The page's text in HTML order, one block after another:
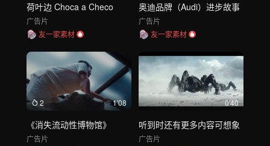
荷叶边 Choca a Checo
广告片
友一家素材
奥迪品牌（Audi）进步故事
广告片
友一家素材
2 1'08
《消失流动性博物馆》
广告片
0'40
听到时还有更多内容可想象
广告片